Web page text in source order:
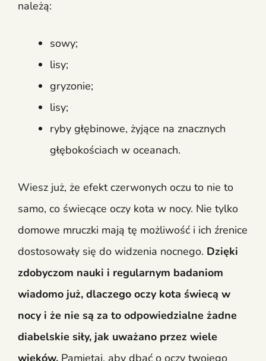
należą:
sowy;
lisy;
gryzonie;
lisy;
ryby głębinowe, żyjące na znacznych
głębokościach w oceanach.
Wiesz już, że efekt czerwonych oczu to nie to
samo, co świecące oczy kota w nocy. Nie tylko
domowe mruczki mają tę możliwość i ich źrenice
dostosowały się do widzenia nocnego. Dzięki
zdobyczom nauki i regularnym badaniom
wiadomo już, dlaczego oczy kota świecą w
nocy i że nie są za to odpowiedzialne żadne
diabelskie siły, jak uważano przez wiele
wieków. Pamiętaj, aby dbać o oczy twojego